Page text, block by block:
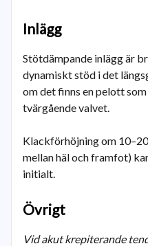
Inlägg
Stötdämpande inlägg är
dynamiskt stöd i det
om det finns en pelott
tvärgående valvet.
Klackförhöjning om
mellan häl och framfot)
initialt.
Övrigt
Vid akut krepiterande